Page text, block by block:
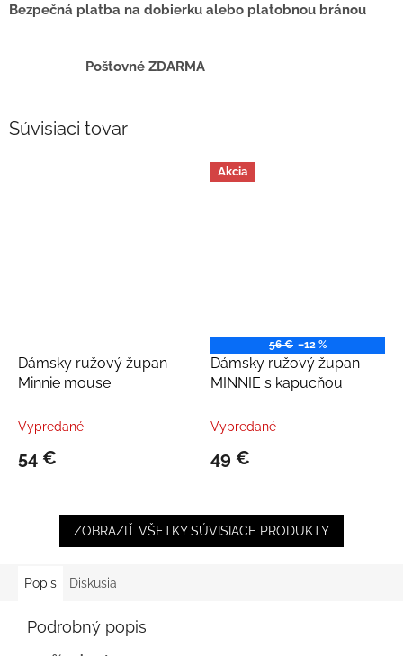
Bezpečná platba na dobierku alebo platobnou bránou
Poštovné ZDARMA
Súvisiaci tovar
Dámsky ružový župan
Minnie mouse
Vypredané
54 €
Akcia
56 € –12 %
Dámsky ružový župan
MINNIE s kapucňou
Vypredané
49 €
ZOBRAZIŤ VŠETKY SÚVISIACE PRODUKTY
Popis Diskusia
Podrobný popis